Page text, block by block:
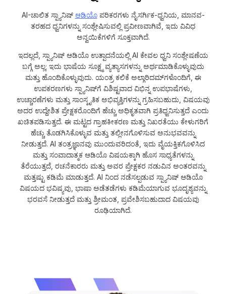
AI-ಚಾಲಿತ ಸ್ಪ್ಯಾನಿಷ್ ಆಡಿಯೊಪರಿಕರಗಳು ನೈಸರ್ಗಿಕ-ಧ್ವನಿಯ, ಮಾನವ-
ತರಹದ ಧ್ವನಿಗಳನ್ನು ಸಂಶ್ಲೇಷಿಸುವಲ್ಲಿ ಪ್ರವೀಣವಾಗಿವೆ, ಇದು ವಿವಿಧ
ಅನ್ವಯಿಕೆಗಳಿಗೆ ಸೂಕ್ತವಾಗಿದೆ.
ಇದಲ್ಲದೆ, ಸ್ಪ್ಯಾನಿಷ್ ಆಡಿಯೊ ಉತ್ಪಾದನೆಯಲ್ಲಿ AI ಕೇವಲ ಧ್ವನಿ ಸಂಶ್ಲೇಷಣೆಯ
ಬಗ್ಗೆ ಅಲ್ಲ; ಇದು ಭಾಷೆಯ ಸೂಕ್ಷ್ಮ ವ್ಯತ್ಯಾಸಗಳನ್ನು ಅರ್ಥಮಾಡಿಕೊಳ್ಳುವುದು
ಮತ್ತು ಹೊಂದಿಕೊಳ್ಳುವುದು. ಯಂತ್ರ ಕಲಿಕೆ ಅಲ್ಗಾರಿದಮ್‌ಗಳೊಂದಿಗೆ, ಈ
ಉಪಕರಣಗಳು ಸ್ಪ್ಯಾನಿಷ್‌ಗೆ ವಿಶಿಷ್ಟವಾದ ವಿಭಿನ್ನ ಉಪಭಾಷೆಗಳು,
ಉಚ್ಚಾರಣೆಗಳು ಮತ್ತು ಸಾಂಸ್ಕೃತಿಕ ಅಭಿವ್ಯಕ್ತಿಗಳನ್ನು ಗ್ರಹಿಸಬಹುದು, ವಿಷಯವು
ಅದರ ಉದ್ದೇಶಿತ ಪ್ರೇಕ್ಷಕರೊಂದಿಗೆ ಹೆಚ್ಚು ಅಧಿಕೃತವಾಗಿ ಪ್ರತಿಧ್ವನಿಸುತ್ತದೆ ಎಂದು
ಖಚಿತಪಡಿಸುತ್ತದೆ. ಈ ಮಟ್ಟದ ಗ್ರಾಹಕೀಕರಣ ಮತ್ತು ನಿಖರತೆಯು ಕೇಳುಗರಿಗೆ
ಹೆಚ್ಚು ತೊಡಗಿಸಿಕೊಳ್ಳುವ ಮತ್ತು ತಲ್ಲೀನಗೊಳಿಸುವ ಅನುಭವವನ್ನು
ನೀಡುತ್ತದೆ. AI ತಂತ್ರಜ್ಞಾನವು ಮುಂದುವರಿದಂತೆ, ಇದು ವೈಯಕ್ತಿಕಗೊಳಿಸಿದ
ಮತ್ತು ಸಂವಾದಾತ್ಮಕ ಆಡಿಯೊ ವಿಷಯಕ್ಕಾಗಿ ಹೊಸ ಸಾಧ್ಯತೆಗಳನ್ನು
ತೆರೆಯುತ್ತದೆ, ರಚನೆಕಾರರು ಮತ್ತು ಅವರ ಪ್ರೇಕ್ಷಕರ ನಡುವಿನ ಅಂತರವನ್ನು
ಮತ್ತಷ್ಟು ಕಡಿಮೆ ಮಾಡುತ್ತದೆ. AI ನಿಂದ ನಡೆಸಲ್ಪಡುವ ಸ್ಪ್ಯಾನಿಷ್ ಆಡಿಯೊ
ವಿಷಯದ ಭವಿಷ್ಯವು, ಭಾಷಾ ಅಡೆತಡೆಗಳು ಕಡಿಮೆಯಾಗುವ ಭೂದೃಶ್ಯವನ್ನು
ಭರವಸೆ ನೀಡುತ್ತದೆ ಮತ್ತು ಶ್ರೀಮಂತ, ಪ್ರವೇಶಿಸಬಹುದಾದ ವಿಷಯವು
ರೂಢಿಯಾಗಿದೆ.